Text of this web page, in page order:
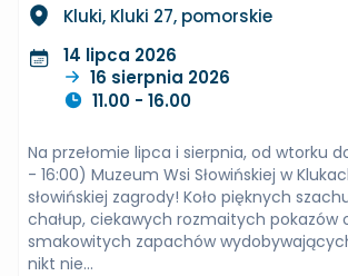
Kluki, Kluki 27, pomorskie
14 lipca 2026
16 sierpnia 2026
11.00 - 16.00
Na przełomie lipca i sierpnia, od wtorku
- 16:00) Muzeum Wsi Słowińskiej w
słowińskiej zagrody! Koło pięknych
chałup, ciekawych rozmaitych pokazów
smakowitych zapachów
nikt nie...